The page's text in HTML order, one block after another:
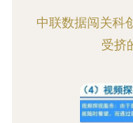
中联数据闯关科
受挤